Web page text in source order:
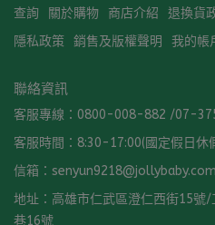
查詢 關於購物 商店介紹 退換貨
隱私政策 銷售及版權聲明 我的帳
聯絡資訊
客服專線：0800-008-882 /07-
客服時間：8:30-17:00(國定假日休
信箱：
地址：高雄市仁武區澄仁西街15號
巷16號